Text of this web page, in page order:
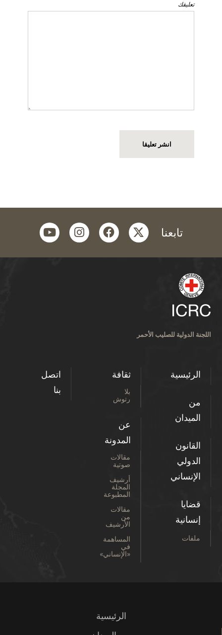
تعليقك
تابعنا twitter
facebook
instagram
youtube
اللجنة الدولية للصليب الأحمر
الرئيسية
من
الميدان
القانون
الدولي
الإنساني
قضايا
إنسانية
ملفات
ثقافة
بلا
رتوش
عن
المدونة
مقالات
صوتية
أرشيف
المجلة
المطبوعة
مقالات
من
الأرشيف
المساهمة
في
«الإنساني»
اتصل
بنا
الرئيسية